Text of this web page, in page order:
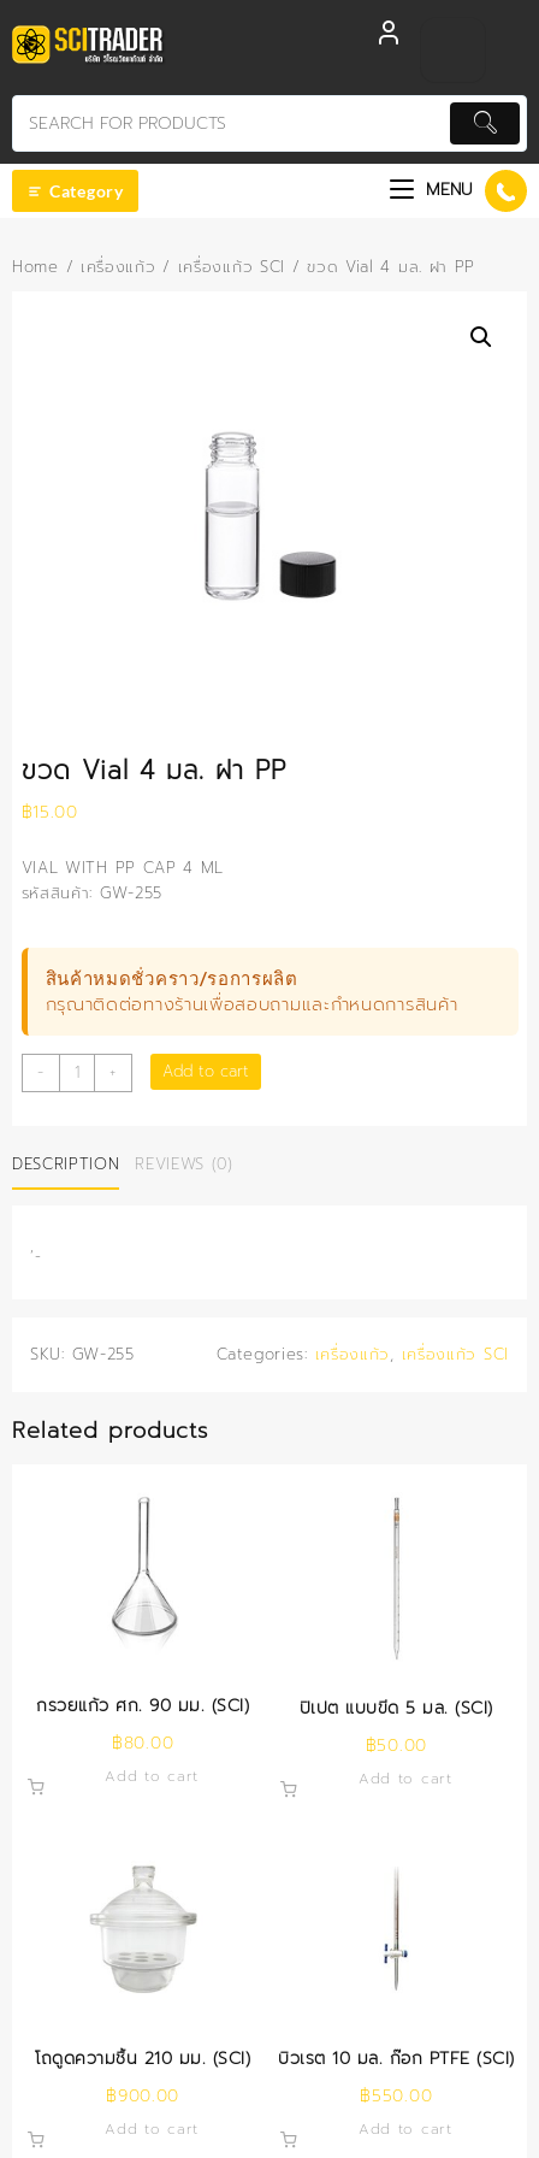
to
content
Category MENU
Home / เครื่องแก้ว / เครื่องแก้ว SCI / ขวด Vial 4 มล. ฝา PP
ขวด Vial 4 มล. ฝา PP
฿15.00
VIAL WITH PP CAP 4 ML
รหัสสินค้า: GW-255
สินค้าหมดชั่วคราว/รอการผลิต
กรุณาติดต่อทางร้านเพื่อสอบถามและกำหนดการสินค้า
-
ขวด
Vial
ฝา
PP
+ Add to cart
DESCRIPTION REVIEWS (0)
‘-
SKU: GW-255 Categories: เครื่องแก้ว, เครื่องแก้ว SCI
Related products
กรวยแก้ว ศก. 90 มม. (SCI)
฿80.00
Add to cart
ปิเปต แบบขีด 5 มล. (SCI)
฿50.00
Add to cart
โถดูดความชื้น 210 มม. (SCI)
฿900.00
Add to cart
บิวเรต 10 มล. ก๊อก PTFE (SCI)
฿550.00
Add to cart